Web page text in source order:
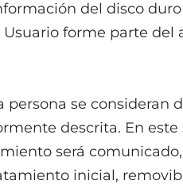
del disco
forme parte del
se consideran
descrita. En
será
inicial,